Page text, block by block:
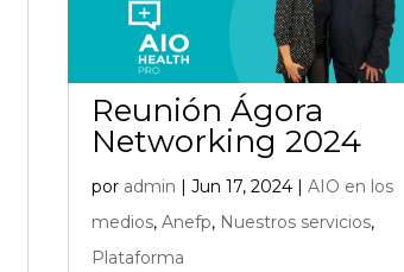
Reunión Ágora
Networking 2024
por admin Jun 17, 2024| AIO en los
medios, Anefp, Nuestros servicios,
Plataforma